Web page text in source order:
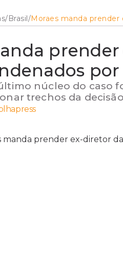
/Brasil/Moraes manda prender
diretor da PRF e outros
trama golpista
núcleo do caso
trechos da decisão